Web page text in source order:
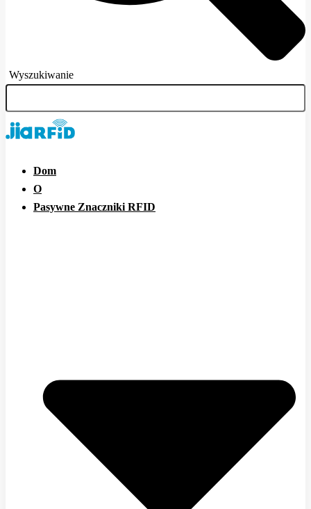
Wyszukiwanie
Dom
O
Pasywne Znaczniki RFID